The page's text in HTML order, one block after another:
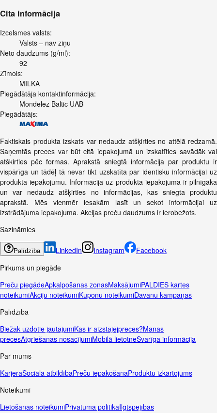
Cita informācija
Izcelsmes valsts:
Valsts – nav ziņu
Neto daudzums (g/ml):
92
Zīmols:
MILKA
Piegādātāja kontaktinformācija:
Mondelez Baltic UAB
Piegādātājs:
Faktiskais produkta izskats var nedaudz atšķirties no attēlā redzamā.
Saņemtās preces var būt citā iepakojumā un izskatīties savādāk vai
atškirties pēc formas. Aprakstā sniegtā informācija par produktu ir
vispārīga un tādēļ tā nevar tikt uzskatīta par identisku informācijai uz
produkta iepakojumu. Informācija uz produkta iepakojuma ir pilnīgāka
un var nedaudz atšķirties no informācijas, kas sniegta produktu
aprakstā. Mēs vienmēr iesakām lasīt un sekot informācijai uz
izstrādājuma iepakojuma. Akcijas preču daudzums ir ierobežots.
Sazināmies
Palīdzība LinkedIn Instagram
Facebook
Pirkums un piegāde
Preču piegādeApkalpošanas zonasMaksājumiPALDIES kartes
noteikumiAkciju noteikumiKuponu noteikumiDāvanu kampaņas
Palīdzība
Biežāk uzdotie jautājumiKas ir aizstājējpreces?Manas
precesAtgriešanas nosacījumiMobilā lietotneSvarīga informācija
Par mums
KarjeraSociālā atbildībaPreču iepakošanaProduktu izkārtojums
Noteikumi
Lietošanas noteikumiPrivātuma politikaIlgtspējības